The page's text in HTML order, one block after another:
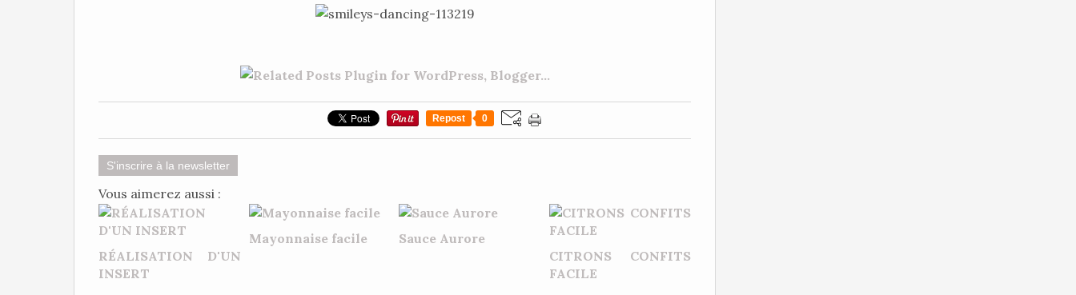
Repost 0
S'inscrire à la newsletter
Vous aimerez aussi :
RÉALISATION D'UN
INSERT
Mayonnaise facile
Sauce Aurore
CITRONS CONFITS
FACILE